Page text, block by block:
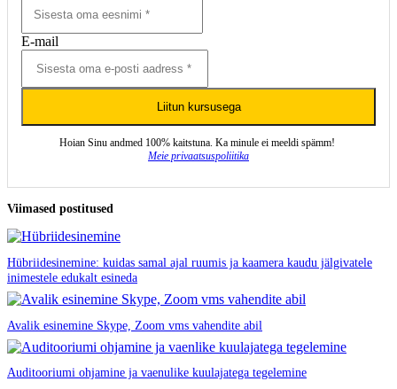
E-mail
Liitun kursusega
Hoian Sinu andmed 100% kaitstuna. Ka minule ei meeldi spämm!
Meie privaatsuspoliitika
Viimased postitused
Hübriidesinemine: kuidas samal ajal ruumis ja kaamera kaudu jälgivatele
inimestele edukalt esineda
Avalik esinemine Skype, Zoom vms vahendite abil
Auditooriumi ohjamine ja vaenulike kuulajatega tegelemine